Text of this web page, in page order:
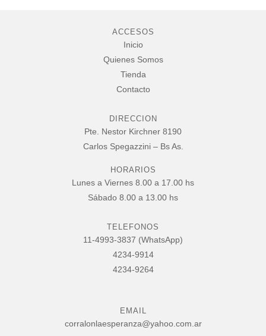
ACCESOS
Inicio
Quienes Somos
Tienda
Contacto
DIRECCION
Pte. Nestor Kirchner 8190
Carlos Spegazzini – Bs As.
HORARIOS
Lunes a Viernes 8.00 a 17.00 hs
Sábado 8.00 a 13.00 hs
TELEFONOS
11-4993-3837 (WhatsApp)
4234-9914
4234-9264
EMAIL
corralonlaesperanza@yahoo.com.ar